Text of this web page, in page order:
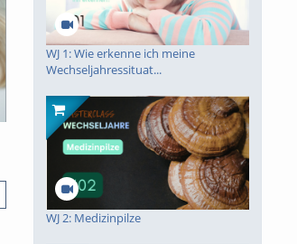
WJ 1: Wie erkenne ich meine
Wechseljahressituat...
WJ 2: Medizinpilze